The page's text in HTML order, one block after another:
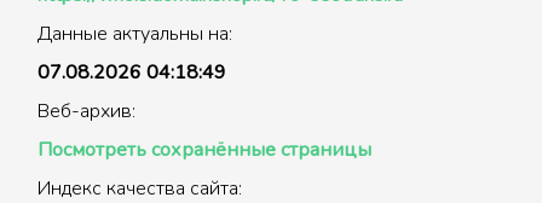
Данные актуальны на:
07.08.2026 04:18:49
Веб-архив:
Посмотреть сохранённые страницы
Индекс качества сайта: